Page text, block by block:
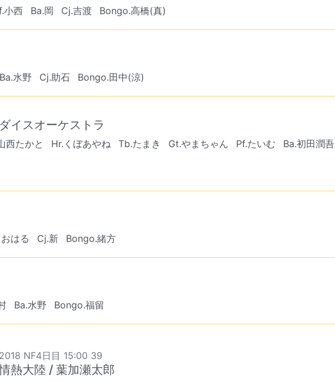
小西 Ba.岡 Cj.吉渡 Bongo.高橋(真)
Ba.水野 Cj.助石 Bongo.田中(涼)
イスオーケストラ
西たかと Hr.くぼあやね Tb.たまき Gt.やまちゃん Pf.たいむ Ba.初田潤吾
はる Cj.新 Bongo.緒方
Ba.水野 Bongo.福留
2018 NF4日目 15:00 39
熱大陸 / 葉加瀬太郎